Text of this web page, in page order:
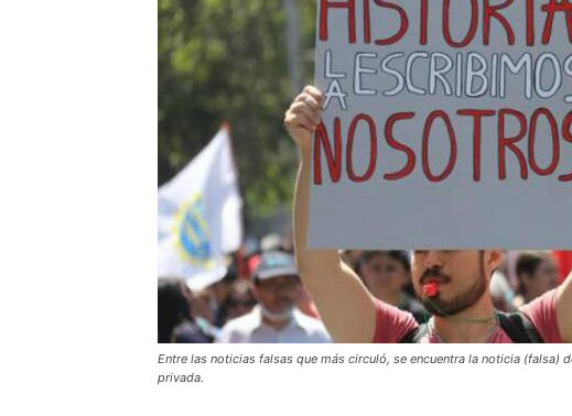
Entre las noticias falsas que más circuló, se encuentra la noticia (falsa)
privada.